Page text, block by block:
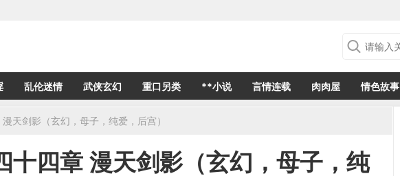
乱伦迷情 武侠玄幻 重口另类 **小说 言情连载 肉肉屋 情色故事
天剑影（玄幻，母子，纯爱，后宫）
十四章 漫天剑影（玄幻，母子，纯